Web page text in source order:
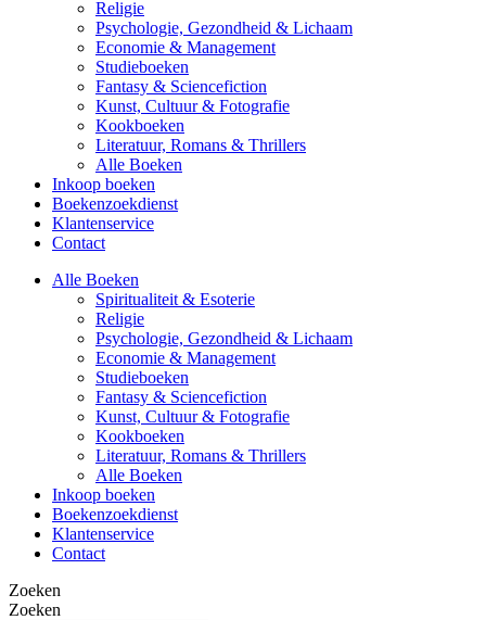
Religie
Psychologie, Gezondheid & Lichaam
Economie & Management
Studieboeken
Fantasy & Sciencefiction
Kunst, Cultuur & Fotografie
Kookboeken
Literatuur, Romans & Thrillers
Alle Boeken
Inkoop boeken
Boekenzoekdienst
Klantenservice
Contact
Alle Boeken
Spiritualiteit & Esoterie
Religie
Psychologie, Gezondheid & Lichaam
Economie & Management
Studieboeken
Fantasy & Sciencefiction
Kunst, Cultuur & Fotografie
Kookboeken
Literatuur, Romans & Thrillers
Alle Boeken
Inkoop boeken
Boekenzoekdienst
Klantenservice
Contact
Zoeken
Zoeken